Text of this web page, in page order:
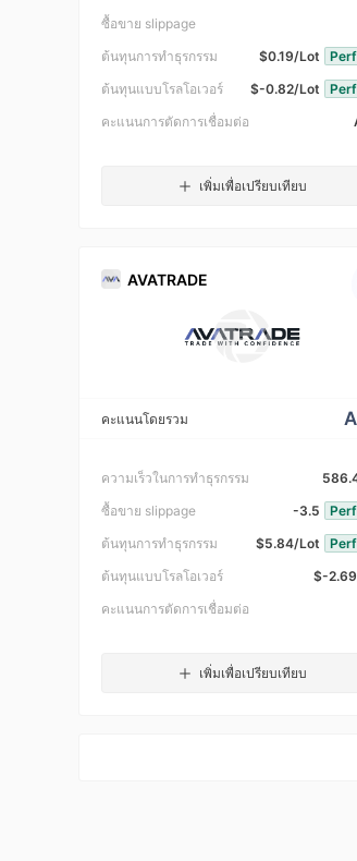
ซื้อขาย slippage
ต้นทุนการทำธุรกรรม
$0.19/Lot
ต้นทุนแบบโรลโอเวอร์
$-0.82/Lot
คะแนนการตัดการเชื่อมต่อ
เพิ่มเพื่อเปรียบเทียบ
AVATRADE
คะแนนโดยรวม
ความเร็วในการทำธุรกรรม
ซื้อขาย slippage
-3.5
ต้นทุนการทำธุรกรรม
$5.84/Lot
ต้นทุนแบบโรลโอเวอร์
$-
คะแนนการตัดการเชื่อมต่อ
เพิ่มเพื่อเปรียบเทียบ